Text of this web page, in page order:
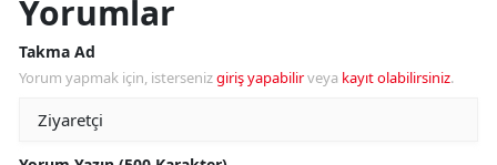
Yorumlar
Takma Ad
Yorum yapmak için, istersenizgiriş yapabilirveya kayıt olabilirsiniz.